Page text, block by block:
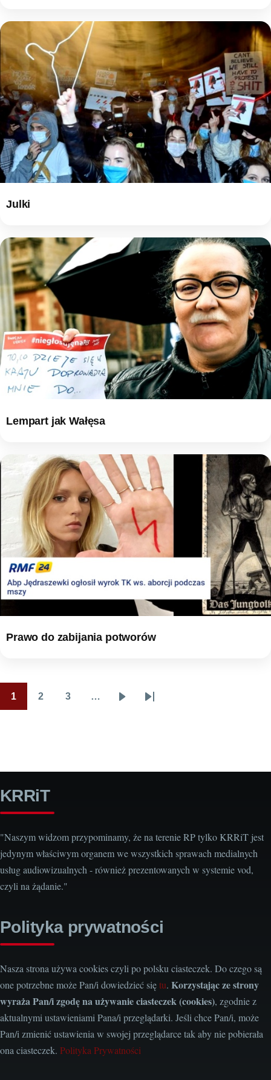
Julki
Lempart jak Wałęsa
Prawo do zabijania potworów
Stronicowanie
Page
1
Page
2
Page
3 …
NastępnaOstatnia
KRRiT
"Naszym widzom przypominamy, że na terenie RP tylko KRRiT jest
jedynym właściwym organem we wszystkich sprawach medialnych
usług audiowizualnych - również prezentowanych w systemie vod,
czyli na żądanie."
Polityka prywatności
Nasza strona używa cookies czyli po polsku ciasteczek. Do czego są
one potrzebne może Pan/i dowiedzieć siętu. Korzystając ze strony
wyraża Pan/i zgodę na używanie ciasteczek (cookies), zgodnie z
aktualnymi ustawieniami Pana/i przeglądarki. Jeśli chce Pan/i, może
Pan/i zmienić ustawienia w swojej przeglądarce tak aby nie pobierała
ona ciasteczek. Polityka Prywatności